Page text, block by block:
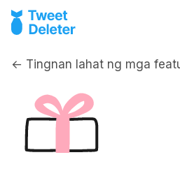
← Tingnan lahat ng mga